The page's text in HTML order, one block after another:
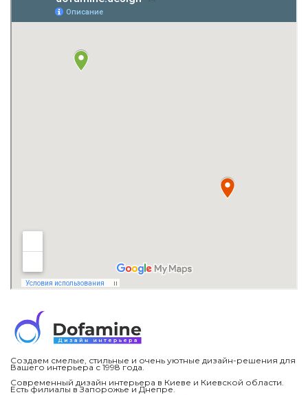
Создаем смелые, стильные и очень уютные дизайн-решения для
Вашего интерьера с 1998 года.
Современный дизайн интерьера в Киеве и Киевской области.
Есть филиалы в Запорожье и Днепре.